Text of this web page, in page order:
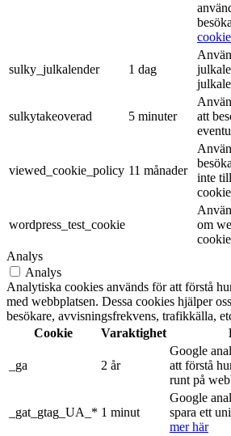
sulky_julkalender 1 dag
sulkytakeoverad 5 minuter
att
viewed_cookie_policy 11 månader
inte
wordpress_test_cookie
om
Analys
Analys
Analytiska cookies används för att förstå
med webbplatsen. Dessa cookies hjälper
besökare, avvisningsfrekvens, trafikkälla,
Cookie
Varaktighet
_ga 2 år
Google
att förstå
runt på
_gat_gtag_UA_* 1 minut
Google
spara ett
mer här